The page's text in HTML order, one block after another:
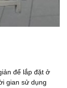
để lắp đặt ở
gian sử dụng